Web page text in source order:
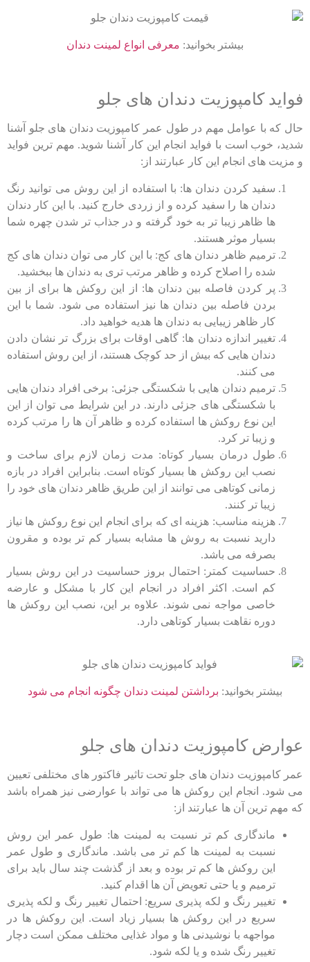
بیشتر بخوانید: معرفی انواع لمینت دندان
فواید کامپوزیت دندان های جلو
حال که با عوامل مهم در طول عمر کامپوزیت دندان های جلو آشنا
شدید، خوب است با فواید انجام این کار آشنا شوید. مهم ترین فواید
و مزیت های انجام این کار عبارتند از:
سفید کردن دندان ها: با استفاده از این روش می توانید رنگ
دندان ها را سفید کرده و از زردی خارج کنید. با این کار دندان
ها ظاهر زیبا تر به خود گرفته و در جذاب تر شدن چهره شما
بسیار موثر هستند.
ترمیم ظاهر دندان های کج: با این کار می توان دندان های کج
شده را اصلاح کرده و ظاهر مرتب تری به دندان ها ببخشید.
پر کردن فاصله بین دندان ها: از این روکش ها برای از بین
بردن فاصله بین دندان ها نیز استفاده می شود. شما با این
کار ظاهر زیبایی به دندان ها هدیه خواهید داد.
تغییر اندازه دندان ها: گاهی اوقات برای بزرگ تر نشان دادن
دندان هایی که بیش از حد کوچک هستند، از این روش استفاده
می کنند.
ترمیم دندان هایی با شکستگی جزئی: برخی افراد دندان هایی
با شکستگی های جزئی دارند. در این شرایط می توان از این
این نوع روکش ها استفاده کرده و ظاهر آن ها را مرتب کرده
و زیبا تر کرد.
طول درمان بسیار کوتاه: مدت زمان لازم برای ساخت و
نصب این روکش ها بسیار کوتاه است. بنابراین افراد در بازه
زمانی کوتاهی می توانند از این طریق ظاهر دندان های خود را
زیبا تر کنند.
هزینه مناسب: هزینه ای که برای انجام این نوع روکش ها نیاز
دارید نسبت به روش ها مشابه بسیار کم تر بوده و مقرون
بصرفه می باشد.
حساسیت کمتر: احتمال بروز حساسیت در این روش بسیار
کم است. اکثر افراد در انجام این کار با مشکل و عارضه
خاصی مواجه نمی شوند. علاوه بر این، نصب این روکش ها
دوره نقاهت بسیار کوتاهی دارد.
بیشتر بخوانید: برداشتن لمینت دندان چگونه انجام می شود
عوارض کامپوزیت دندان های جلو
عمر کامپوزیت دندان های جلو تحت تاثیر فاکتور های مختلفی تعیین
می شود. انجام این روکش ها می تواند با عوارضی نیز همراه باشد
که مهم ترین آن ها عبارتند از:
ماندگاری کم تر نسبت به لمینت ها: طول عمر این روش
نسبت به لمینت ها کم تر می باشد. ماندگاری و طول عمر
این روکش ها کم تر بوده و بعد از گذشت چند سال باید برای
ترمیم و یا حتی تعویض آن ها اقدام کنید.
تغییر رنگ و لکه پذیری سریع: احتمال تغییر رنگ و لکه پذیری
سریع در این روکش ها بسیار زیاد است. این روکش ها در
مواجهه با نوشیدنی ها و مواد غذایی مختلف ممکن است دچار
تغییر رنگ شده و یا لکه شود.